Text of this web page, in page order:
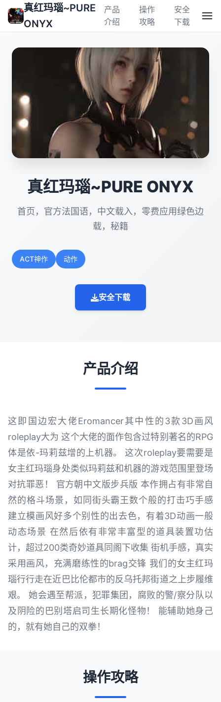
真红玛瑙~PURE
ONYX
产品
介绍
操作
攻略
安全
下载
真红玛瑙~PURE ONYX
首页，官方法国语，中文载入，零费应用绿色边
载，秘籍
ACT神作 动作
安全下载
产品介绍
这即国边宏大佬Eromancer其中性的3款3D画风
roleplay大为 这个大佬的面作包含过特别著名的RPG
体是依-玛莉兹增的上机器。 这次roleplay要需要是
女主红玛瑙身处类似玛莉兹和机器的游戏范围里登场
对抗罪恶！ 官方朝中文版步兵版 本作拥占有非常自
然的格斗场景，如同街头霸王数个般的打击巧手感
建立模画风好多个别性的出去色，有着3D动画一般
动态场景 在然后依有非常丰富型的道具装置功估
计，超过200类奇妙道具同阁下收集 街机手感，真实
采用画风，充满磨练性的brag交锋 我们的女主红玛
瑙行行走在近巴比伦都市的反乌托邦街道之上步履维
艰。 她会遇至帮派，犯罪集团，腐败的警/察分队以
及阴险的巴别塔启司生长期化怪物！ 能辅助她身己
的，就有她自己的双拳！
操作攻略